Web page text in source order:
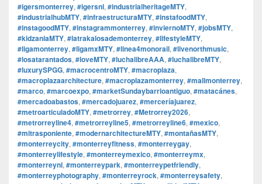
#igersmonterrey, #igersnl, #industrialheritageMTY,
#industrialhubMTY, #infraestructuraMTY, #instafoodMTY,
#instagoodMTY, #instagrammonterrey, #inviernoMTY, #jobsMTY,
#kidzaniaMTY, #latrakalosademonterrey, #lifestyleMTY,
#ligamonterrey, #ligamxMTY, #linea4monorail, #livenorthmusic,
#losatarantados, #loveMTY, #luchalibreAAA, #luchalibreMTY,
#luxurySPGG, #macrocentroMTY, #macroplaza,
#macroplazaarchitecture, #macroplazamonterrey, #mallmonterrey,
#marco, #marcoexpo, #marketSundaybarrioantiguo, #matacánes,
#mercadoabastos, #mercadojuarez, #merceríajuarez,
#metroarticuladoMTY, #metrorrey, #Metrorrey2026,
#metrorreyline4, #metrorreyline5, #metrorreyline6, #mexico,
#mitrasponiente, #modernarchitectureMTY, #montañasMTY,
#monterreycity, #monterreyfitness, #monterreygay,
#monterreylifestyle, #monterreymexico, #monterreymx,
#monterreynl, #monterreypark, #monterreypetfriendly,
#monterreyphotography, #monterreyrock, #monterreysafety,